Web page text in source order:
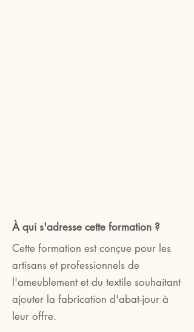
À qui s'adresse cette formation ?
Cette formation est conçue pour les
artisans et professionnels de
l'ameublement et du textile souhaitant
ajouter la fabrication d'abat-jour à
leur offre.